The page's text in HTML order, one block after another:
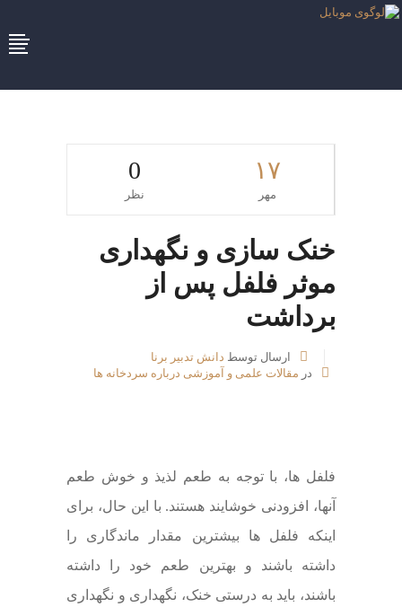
۱۷
مهر
0
نظر
خنک سازی و نگهداری
موثر فلفل پس از
برداشت
ارسال توسط دانش تدبیر برنا
در مقالات علمی و آموزشی درباره سردخانه ها
فلفل ها، با توجه به طعم لذیذ و خوش طعم
آنها، افزودنی خوشایند هستند. با این حال، برای
اینکه فلفل ها بیشترین مقدار ماندگاری را
داشته باشند و بهترین طعم خود را داشته
باشند، باید به درستی خنک، نگهداری و نگهداری